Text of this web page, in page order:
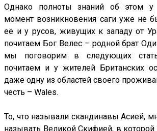
Однако полноты знаний об этом у
момент возникновения саги уже не
её и у русов, живущих к западу от
почитаем Бог Велес – родной брат
мы поговорим в следующих
почитаем и у жителей Британских
даже одну из областей своего
честь – Wales.
То, что называли скандинавы Асией,
называть Великой Скифией, в